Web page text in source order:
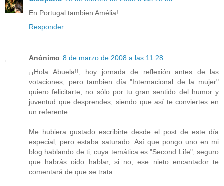
En Portugal tambien Amélia!
Responder
Anónimo 8 de marzo de 2008 a las 11:28
¡¡Hola Abuela!!, hoy jornada de reflexión antes de las
votaciones; pero tambien día "Internacional de la mujer"
quiero felicitarte, no sólo por tu gran sentido del humor y
juventud que desprendes, siendo que así te conviertes en
un referente.
Me hubiera gustado escribirte desde el post de este día
especial, pero estaba saturado. Así que pongo uno en mi
blog hablando de ti, cuya temática es "Second Life", seguro
que habrás oido hablar, si no, ese nieto encantador te
comentará de que se trata.